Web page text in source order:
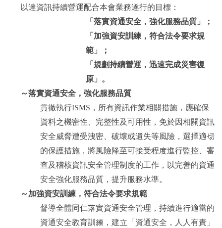
以達資訊持續營運配合本會業務遂行的目標：
「落實資通安全，強化服務品質」；
「加強資安訓練，符合法令要求規
範」；
「規劃持續營運，迅速完成災害復
原」。
～落實資通安全，強化服務品質
貫徹執行ISMS，所有資訊作業相關措施，應確保
資料之機密性、完整性及可用性，免於因相關資訊
安全威脅遭受洩密、破壞或遺失等風險，選擇適切
的保護措施，將風險降至可接受程度進行監控、審
查及稽核資訊安全管理制度的工作，以完善的資通
安全強化服務品質，提升服務水準。
～加強資安訓練，符合法令要求規範
督導全體同仁落實資通安全管理，持續進行適當的
資通安全教育訓練，建立「資通安全，人人有責」